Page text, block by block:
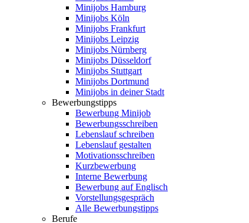
Minijobs Hamburg
Minijobs Köln
Minijobs Frankfurt
Minijobs Leipzig
Minijobs Nürnberg
Minijobs Düsseldorf
Minijobs Stuttgart
Minijobs Dortmund
Minijobs in deiner Stadt
Bewerbungstipps
Bewerbung Minijob
Bewerbungsschreiben
Lebenslauf schreiben
Lebenslauf gestalten
Motivationsschreiben
Kurzbewerbung
Interne Bewerbung
Bewerbung auf Englisch
Vorstellungsgespräch
Alle Bewerbungstipps
Berufe